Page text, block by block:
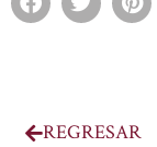
REGRESAR